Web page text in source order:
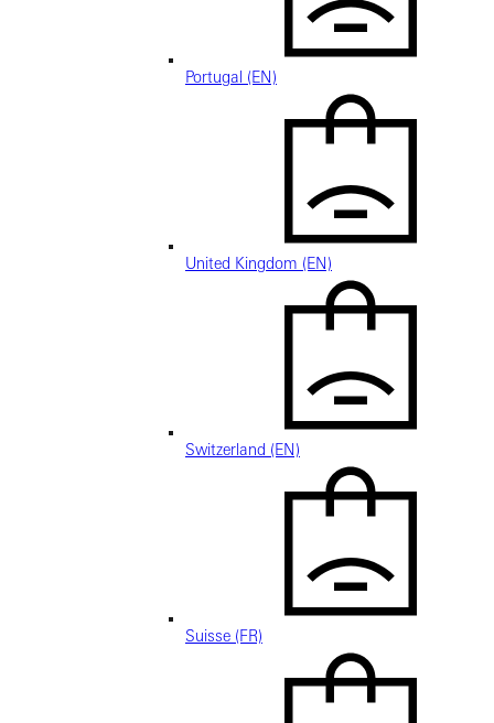
Portugal (EN)
United Kingdom (EN)
Switzerland (EN)
Suisse (FR)